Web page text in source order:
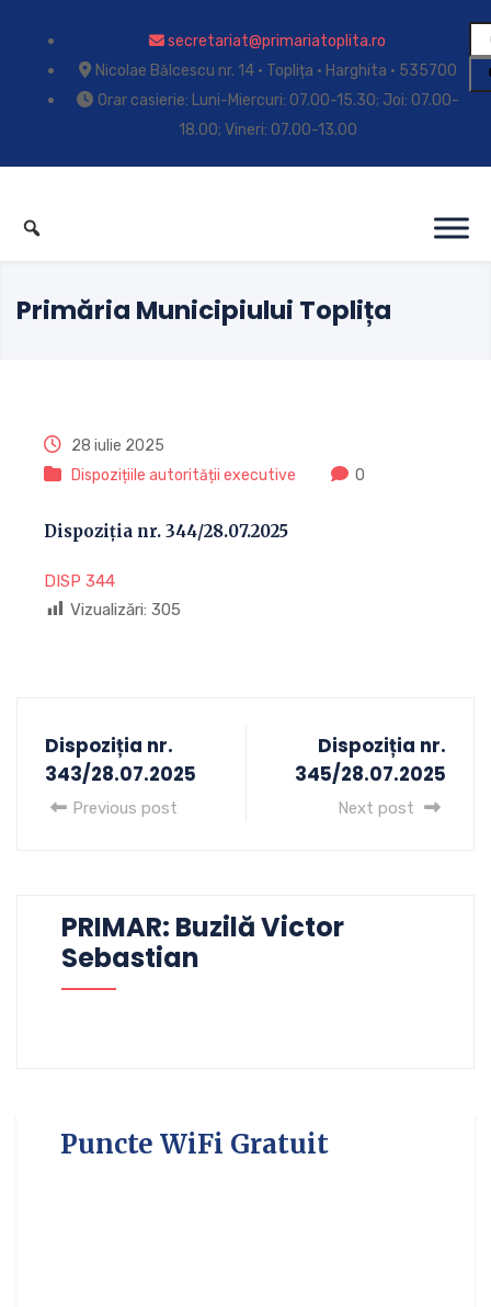
secretariat@primariatoplita.ro
Nicolae Bălcescu nr. 14 • Toplița • Harghita • 535700
Orar casierie: Luni-Miercuri: 07.00-15.30; Joi: 07.00-
18.00; Vineri: 07.00-13.00
Primăria Municipiului Toplița
28 iulie 2025
Dispozițiile autorității executive
0
Dispoziția nr. 344/28.07.2025
DISP 344
Vizualizări: 305
Dispoziția nr.
343/28.07.2025
Previous post
Dispoziția nr.
345/28.07.2025
Next post
PRIMAR: Buzilă Victor
Sebastian
Puncte WiFi Gratuit